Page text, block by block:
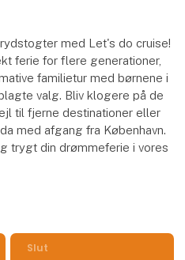
med Let's do cruise!
ferie for flere generationer,
familietur med børnene i
valg. Bliv klogere på de
til fjerne destinationer eller
med afgang fra København.
trygt din drømmeferie i vores
Slut